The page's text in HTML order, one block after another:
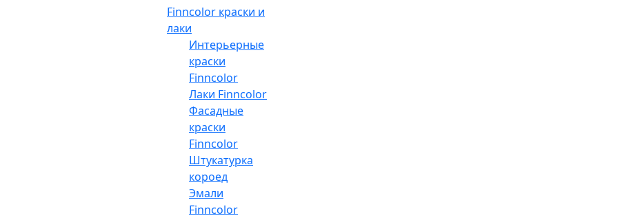
Finncolor краски и
лаки
Интерьерные
краски
Finncolor
Лаки Finncolor
Фасадные
краски
Finncolor
Штукатурка
короед
Эмали
Finncolor